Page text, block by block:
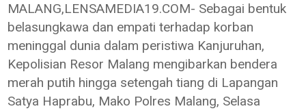
MALANG,LENSAMEDIA19.COM- Sebagai bentuk
belasungkawa dan empati terhadap korban
meninggal dunia dalam peristiwa Kanjuruhan,
Kepolisian Resor Malang mengibarkan bendera
merah putih hingga setengah tiang di Lapangan
Satya Haprabu, Mako Polres Malang, Selasa